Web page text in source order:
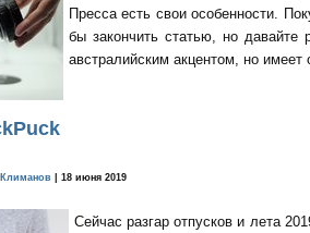
Пресса есть свои особенности.
бы закончить статью, но давайте
австралийским акцентом, но имеет
| 18 июня 2019
Сейчас разгар отпусков и лета